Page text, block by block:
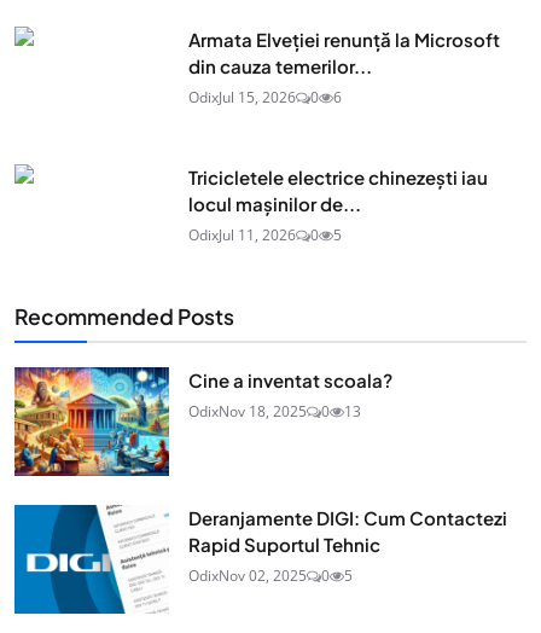
Armata Elveției renunță la Microsoft
din cauza temerilor...
OdixJul 15, 2026 0 6
Tricicletele electrice chinezești iau
locul mașinilor de...
OdixJul 11, 2026 0 5
Recommended Posts
Cine a inventat scoala?
OdixNov 18, 2025 0 13
Deranjamente DIGI: Cum Contactezi
Rapid Suportul Tehnic
OdixNov 02, 2025 0 5